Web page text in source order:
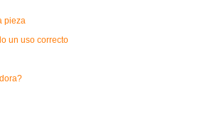
pieza
un uso correcto